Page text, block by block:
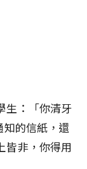
生：「你清牙
的信紙，還
皆非，你得用